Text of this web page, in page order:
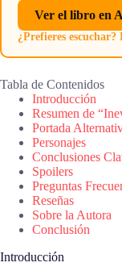
Ver el libro en
¿Prefieres
Tabla de Contenidos
Introducción
Resumen de
Portada
Personajes
Conclusiones
Spoilers
Preguntas
Reseñas
Sobre la Autora
Conclusión
Introducción